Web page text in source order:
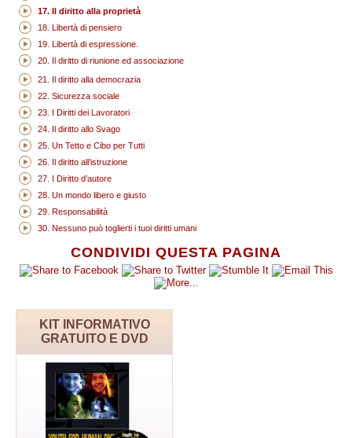
CONDIVIDI QUESTA PAGINA
KIT INFORMATIVO
GRATUITO E DVD
17. Il diritto alla proprietà
18. Libertà di pensiero
19. Libertà di espressione.
20. Il diritto di riunione ed associazione
21. Il diritto alla democrazia
22. Sicurezza sociale
23. I Diritti dei Lavoratori
24. Il diritto allo Svago
25. Un Tetto e Cibo per Tutti
26. Il diritto all’istruzione
27. I Diritto d’autore
28. Un mondo libero e giusto
29. Responsabilità
30. Nessuno può toglierti i tuoi diritti umani